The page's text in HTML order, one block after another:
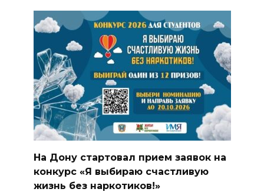
На Дону стартовал прием заявок на
конкурс «Я выбираю счастливую
жизнь без наркотиков!»